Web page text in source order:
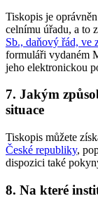
Tiskopis je
celnímu úřadu, a to
Sb., daňový řád, ve
formuláři vydaném
jeho elektronickou
7. Jakým
situace
Tiskopis můžete
České republiky,
dispozici také
8. Na které